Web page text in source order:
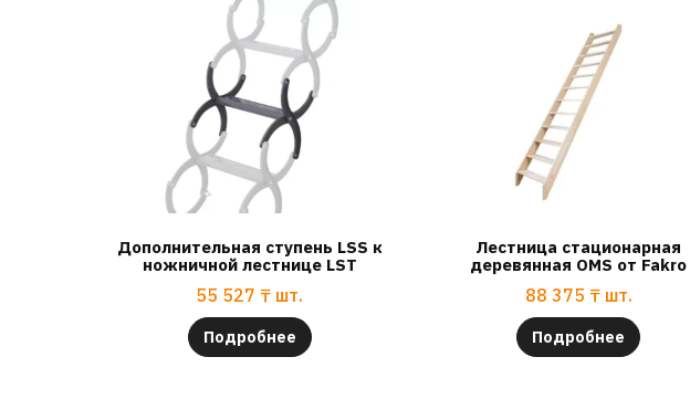
Дополнительная ступень LSS к
ножничной лестнице LST
55 527 ₸ шт.
Подробнее
Лестница стационарная
деревянная OMS от Fakro
88 375 ₸ шт.
Подробнее